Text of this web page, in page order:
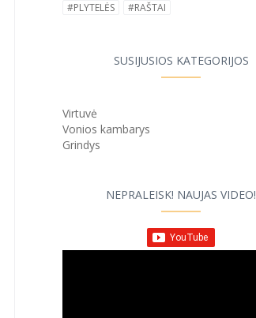
#PLYTELĖS
#RAŠTAI
SUSIJUSIOS KATEGORIJOS
Virtuvė
Vonios kambarys
Grindys
NEPRALEISK! NAUJAS VIDEO!